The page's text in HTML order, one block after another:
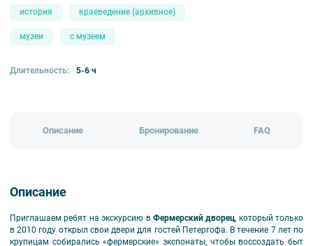
история краеведение (архивное)
музеи с музеем
Длительность: 5-6 ч
Описание Бронирование FAQ
Описание
Приглашаем ребят на экскурсию в Фермерский дворец, который только
в 2010 году открыл свои двери для гостей Петергофа. В течение 7 лет по
крупицам собирались «фермерские» экспонаты, чтобы воссоздать быт